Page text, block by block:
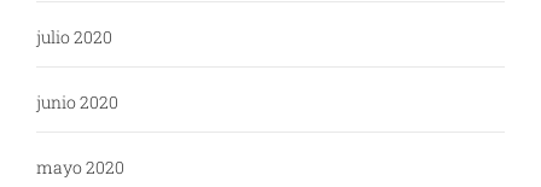
julio 2020
junio 2020
mayo 2020